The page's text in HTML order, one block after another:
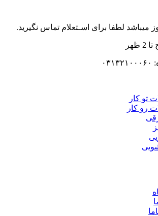
لطفا برای اسـتعلام تماس نگیرید.
تو کار
رو کار